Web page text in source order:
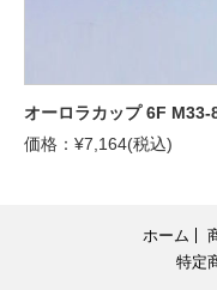
オーロラカップ 6F M33-
価格：¥7,164(税込)
ホーム
特定